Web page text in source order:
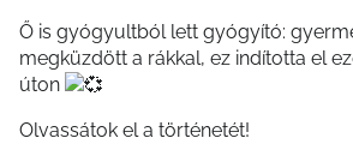
Ő is gyógyultból lett gyógyító:
megküzdött a rákkal, ez indította el
úton
Olvassátok el a történetét!